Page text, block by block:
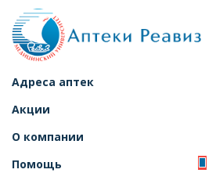
Адреса аптек
Акции
О компании
Помощь